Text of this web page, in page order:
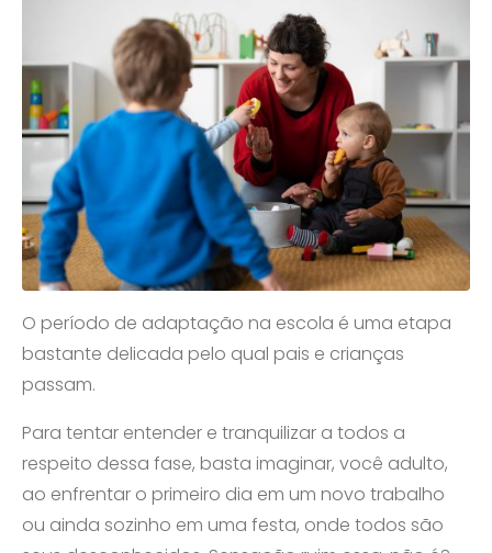
O período de adaptação na escola é uma etapa
bastante delicada pelo qual pais e crianças
passam.
Para tentar entender e tranquilizar a todos a
respeito dessa fase, basta imaginar, você adulto,
ao enfrentar o primeiro dia em um novo trabalho
ou ainda sozinho em uma festa, onde todos são